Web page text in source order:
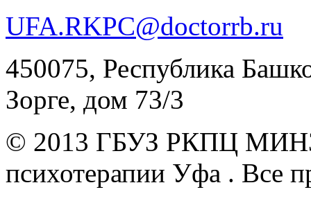
UFA.RKPC@doctorrb.ru
450075, Республика
Зорге, дом 73/3
© 2013 ГБУЗ РКПЦ
психотерапии Уфа . Все